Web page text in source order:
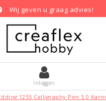
Wij geven u graag advies!
Inloggen
1255 Calligraphy Pen 5.0